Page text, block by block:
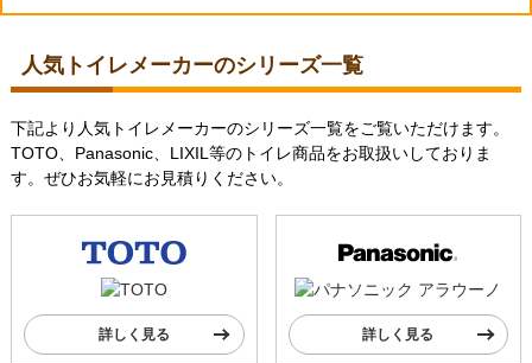
人気トイレメーカーのシリーズ一覧
下記より人気トイレメーカーのシリーズ一覧をご覧いただけます。
TOTO、Panasonic、LIXIL等のトイレ商品をお取扱いしておりま
す。ぜひお気軽にお見積りください。
詳しく見る 詳しく見る